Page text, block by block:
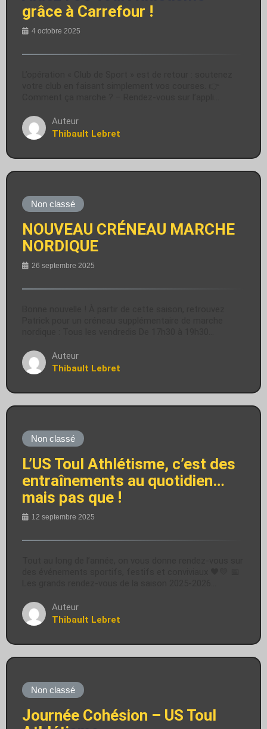
grâce à Carrefour !
4 octobre 2025
Auteur
Thibault Lebret
Non classé
NOUVEAU CRÉNEAU MARCHE
NORDIQUE
26 septembre 2025
Auteur
Thibault Lebret
Non classé
L’US Toul Athlétisme, c’est des
entraînements au quotidien…
mais pas que !
12 septembre 2025
Auteur
Thibault Lebret
Non classé
Journée Cohésion – US Toul